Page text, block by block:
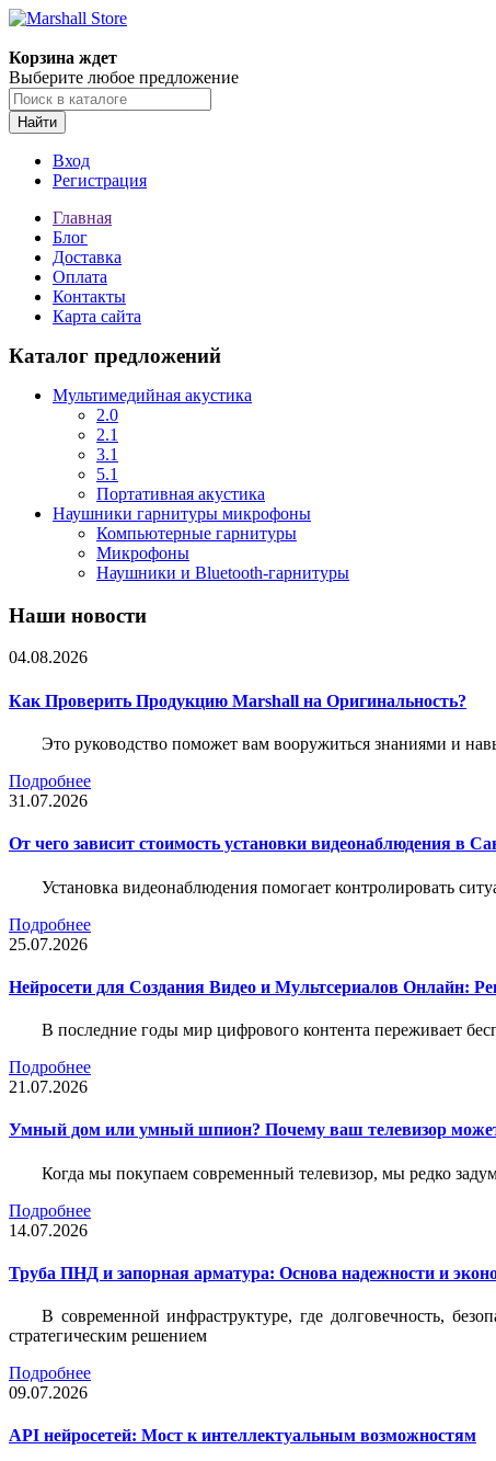
Корзина ждет
Выберите любое предложение
Найти
Вход
Регистрация
Главная
Блог
Доставка
Оплата
Контакты
Карта сайта
Каталог предложений
Мультимедийная акустика
2.0
2.1
3.1
5.1
Портативная акустика
Наушники гарнитуры микрофоны
Компьютерные гарнитуры
Микрофоны
Наушники и Bluetooth-гарнитуры
Наши новости
04.08.2026
Как Проверить Продукцию Marshall на Оригинальность?
Это руководство поможет вам вооружиться знаниями и
Подробнее
31.07.2026
От чего зависит стоимость установки видеонаблюдения в
Установка видеонаблюдения помогает контролировать
Подробнее
25.07.2026
Нейросети для Создания Видео и Мультсериалов Онлайн:
В последние годы мир цифрового контента переживает
Подробнее
21.07.2026
Умный дом или умный шпион? Почему ваш телевизор
Когда мы покупаем современный телевизор, мы редко
Подробнее
14.07.2026
Труба ПНД и запорная арматура: Основа надежности и
В современной инфраструктуре, где долговечность,
стратегическим решением
Подробнее
09.07.2026
API нейросетей: Мост к интеллектуальным возможностям